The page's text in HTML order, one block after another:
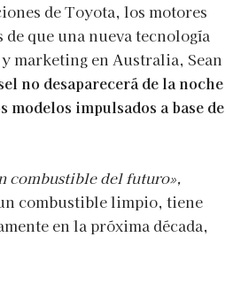
de Toyota, los motores
de que una nueva tecnología
marketing en Australia, Sean
no desaparecerá de la noche
impulsados a base de
combustible del futuro»,
combustible limpio, tiene
en la próxima década,